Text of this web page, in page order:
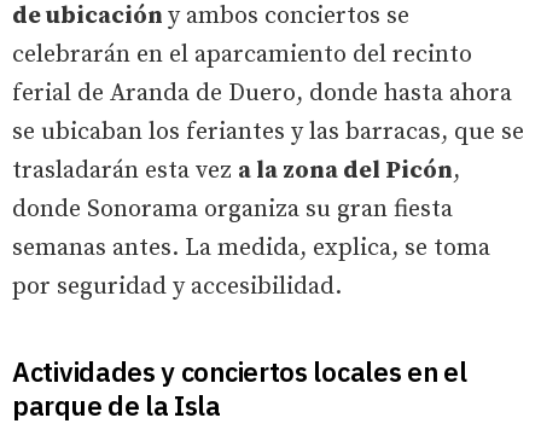
de ubicación y ambos conciertos se
celebrarán en el aparcamiento del recinto
ferial de Aranda de Duero, donde hasta ahora
se ubicaban los feriantes y las barracas, que se
trasladarán esta vez a la zona del Picón,
donde Sonorama organiza su gran fiesta
semanas antes. La medida, explica, se toma
por seguridad y accesibilidad.
Actividades y conciertos locales en el
parque de la Isla